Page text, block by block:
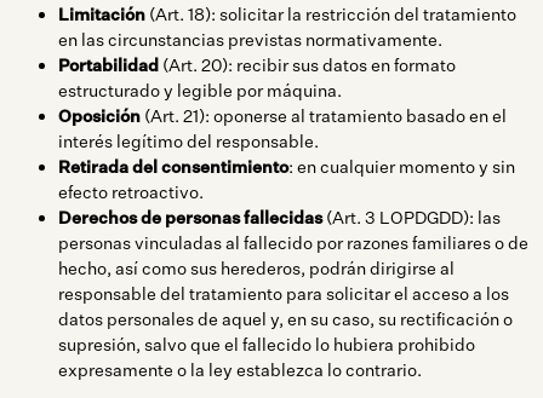
Limitación (Art. 18): solicitar la restricción del tratamiento
en las circunstancias previstas normativamente.
Portabilidad (Art. 20): recibir sus datos en formato
estructurado y legible por máquina.
Oposición (Art. 21): oponerse al tratamiento basado en el
interés legítimo del responsable.
Retirada del consentimiento: en cualquier momento y sin
efecto retroactivo.
Derechos de personas fallecidas(Art. 3 LOPDGDD): las
personas vinculadas al fallecido por razones familiares o de
hecho, así como sus herederos, podrán dirigirse al
responsable del tratamiento para solicitar el acceso a los
datos personales de aquel y, en su caso, su rectificación o
supresión, salvo que el fallecido lo hubiera prohibido
expresamente o la ley establezca lo contrario.